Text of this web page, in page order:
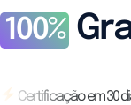
100%
Certificação em 30